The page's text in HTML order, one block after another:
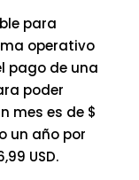
para
operativo
pago de una
poder
mes es de $
un año por
USD.